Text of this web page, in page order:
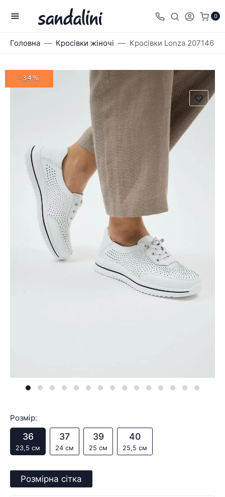
0
Головна Кросівки жіночі Кросівки Lonza 207146
-34%
Розмір:
36
23,5 см
37
24 см
39
25 см
40
25,5 см
Розмірна сітка